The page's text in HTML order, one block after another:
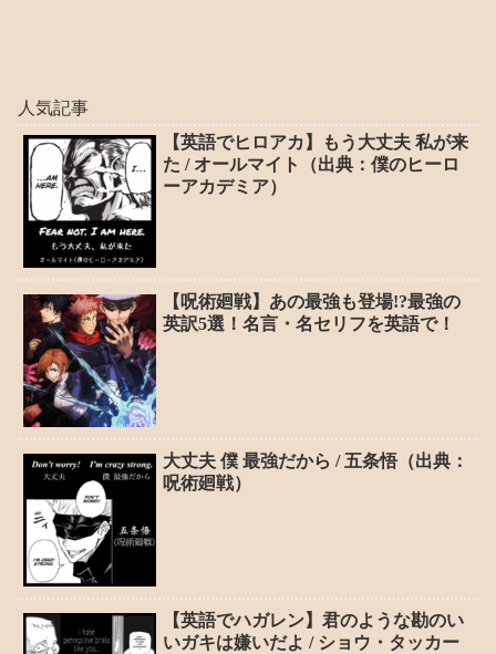
人気記事
【英語でヒロアカ】もう大丈夫 私が来
た / オールマイト（出典：僕のヒーロ
ーアカデミア）
【呪術廻戦】あの最強も登場!?最強の
英訳5選！名言・名セリフを英語で！
大丈夫 僕 最強だから / 五条悟（出典：
呪術廻戦）
【英語でハガレン】君のような勘のい
いガキは嫌いだよ / ショウ・タッカー